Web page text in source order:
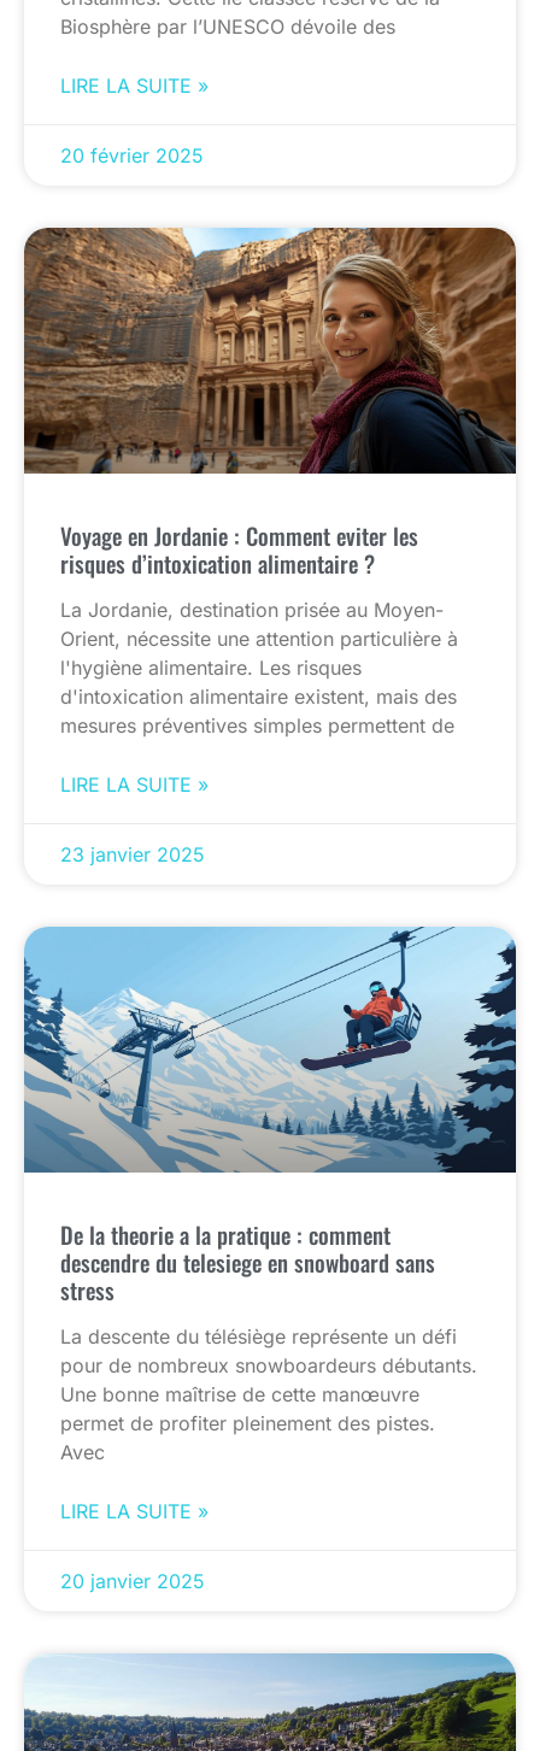
Biosphère par l’UNESCO dévoile des
LIRE LA SUITE »
20 février 2025
Voyage en Jordanie : Comment eviter les
risques d’intoxication alimentaire ?
La Jordanie, destination prisée au Moyen-
Orient, nécessite une attention particulière à
l'hygiène alimentaire. Les risques
d'intoxication alimentaire existent, mais des
mesures préventives simples permettent de
LIRE LA SUITE »
23 janvier 2025
De la theorie a la pratique : comment
descendre du telesiege en snowboard sans
stress
La descente du télésiège représente un défi
pour de nombreux snowboardeurs débutants.
Une bonne maîtrise de cette manœuvre
permet de profiter pleinement des pistes.
Avec
LIRE LA SUITE »
20 janvier 2025